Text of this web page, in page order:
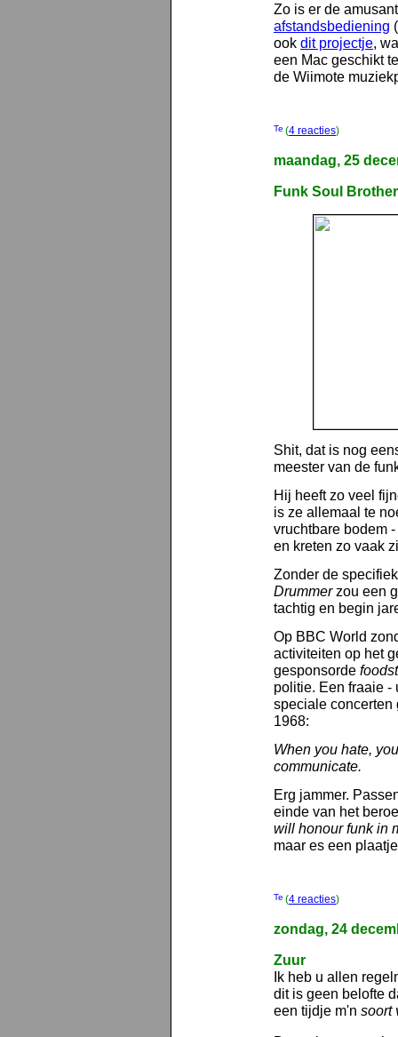
Zo is er de
afstandsbediening
ook dit projectje,
een Mac geschikt
de Wiimote
(4 reacties)
maandag, 25
Funk Soul
Shit, dat is nog
meester van de
Hij heeft zo veel
is ze allemaal te
vruchtbare bodem
en kreten zo vaak
Zonder de
Drummerzou een
tachtig en begin
Op BBC World
activiteiten op het
gesponsorde
politie. Een fraaie -
speciale concerten
1968:
When you hate,
communicate.
Erg jammer.
einde van het
will honour funk in
maar es een
(4 reacties)
zondag, 24
Zuur
Ik heb u allen
dit is geen belofte
een tijdje m'n soort